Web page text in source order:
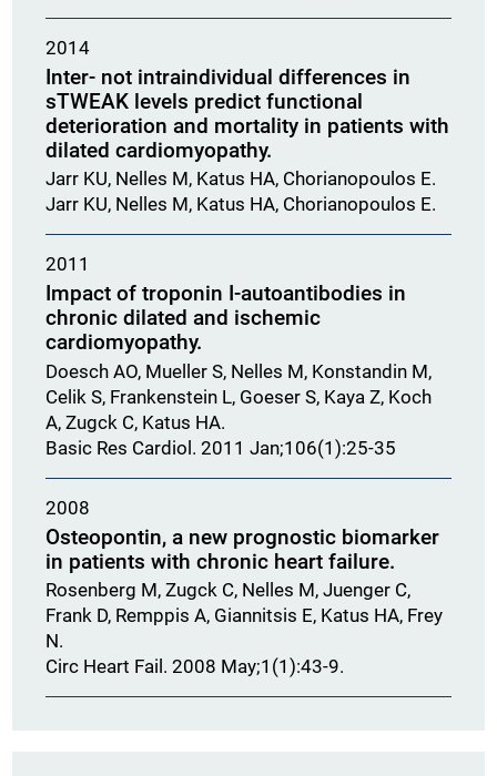
2014
Inter- not intraindividual differences in
sTWEAK levels predict functional
deterioration and mortality in patients with
dilated cardiomyopathy.
Jarr KU, Nelles M, Katus HA, Chorianopoulos E.
Jarr KU, Nelles M, Katus HA, Chorianopoulos E.
2011
Impact of troponin I-autoantibodies in
chronic dilated and ischemic
cardiomyopathy.
Doesch AO, Mueller S, Nelles M, Konstandin M,
Celik S, Frankenstein L, Goeser S, Kaya Z, Koch
A, Zugck C, Katus HA.
Basic Res Cardiol. 2011 Jan;106(1):25-35
2008
Osteopontin, a new prognostic biomarker
in patients with chronic heart failure.
Rosenberg M, Zugck C, Nelles M, Juenger C,
Frank D, Remppis A, Giannitsis E, Katus HA, Frey
N.
Circ Heart Fail. 2008 May;1(1):43-9.